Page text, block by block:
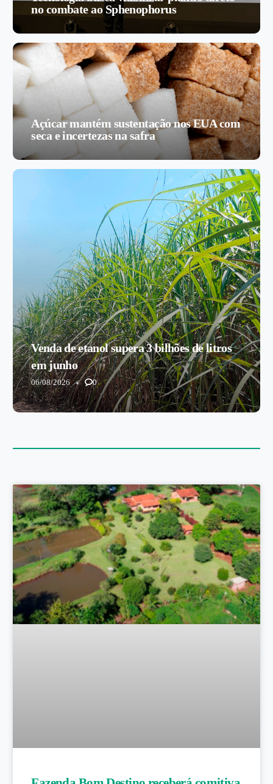
no combate ao Sphenophorus
Açúcar mantém sustentação nos EUA com
seca e incertezas na safra
Venda de etanol supera 3 bilhões de litros
em junho
06/08/2026 0